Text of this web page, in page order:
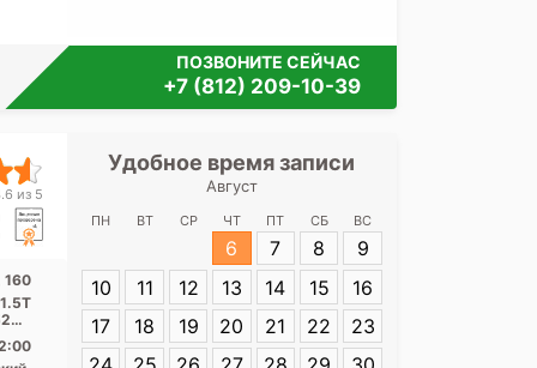
ПОЗВОНИТЕ СЕЙЧАС
+7 (812) 209-10-39
из 5
160
1
...
Удобное время записи
Август
ПН ВТ СР ЧТ ПТ СБ ВС
6 7 8
9
10
11 12 13 14 15
16
17
18 19 20 21 22
23